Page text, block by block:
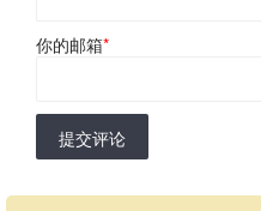
你的邮箱*
提交评论